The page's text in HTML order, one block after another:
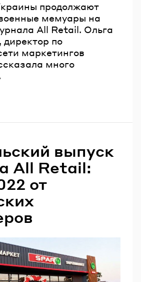
продолжают
мемуары на
All Retail. Ольга
по
маркетингов
много
выпуск
All Retail:
от